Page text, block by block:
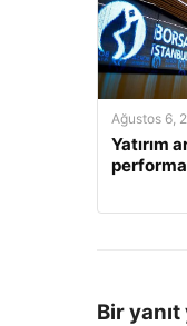
Ağustos 6,
Yatırım
Bir yanıt